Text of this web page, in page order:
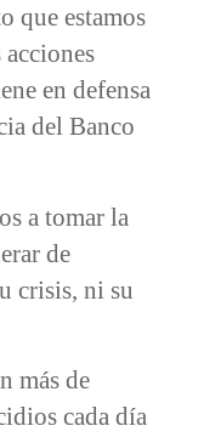
que estamos
en defensa
del Banco
a tomar la
de
crisis, ni su
más de
cada día